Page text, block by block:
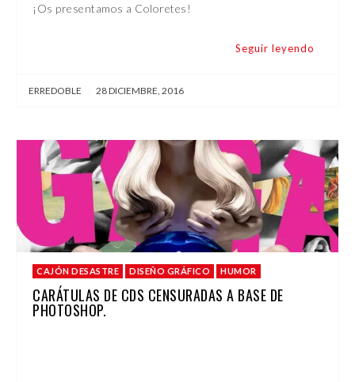
¡Os presentamos a Coloretes!
Seguir leyendo
ERREDOBLE 28 DICIEMBRE, 2016
CAJÓN DESASTRE DISEÑO GRÁFICO HUMOR
CARÁTULAS DE CDS CENSURADAS A BASE DE
PHOTOSHOP.